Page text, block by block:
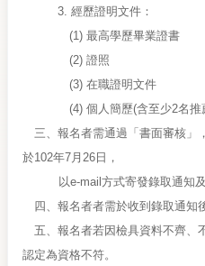
3. 經歷證明文件：
(1) 最高學歷畢業證書
(2) 證照
(3) 在職證明文件
(4) 個人簡歷(含至少2名推薦
三、報名者需通過「書面審核」
於102年7月26日，
以e-mail方式寄發錄取通知
四、報名者者需於收到錄取通知
五、報名者若因檢具資料不齊、
認定為資格不符。